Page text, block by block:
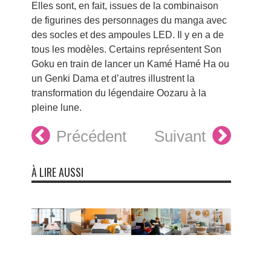
Elles sont, en fait, issues de la combinaison
de figurines des personnages du manga avec
des socles et des ampoules LED. Il y en a de
tous les modèles. Certains représentent Son
Goku en train de lancer un Kamé Hamé Ha ou
un Genki Dama et d’autres illustrent la
transformation du légendaire Oozaru à la
pleine lune.
Précédent Suivant
À LIRE AUSSI